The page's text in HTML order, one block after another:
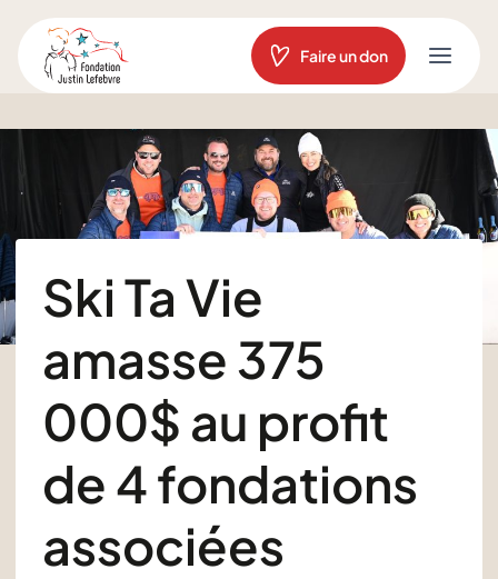
Aller
au
contenu
Faire un don
Ski Ta Vie
amasse 375
000$ au profit
de 4 fondations
associées